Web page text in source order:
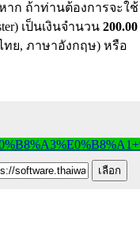
าก ถ้าท่านต้องการจะใช้
เป็นเงินจำนวน 200.00
ทย, ภาษาอังกฤษ) หรือ